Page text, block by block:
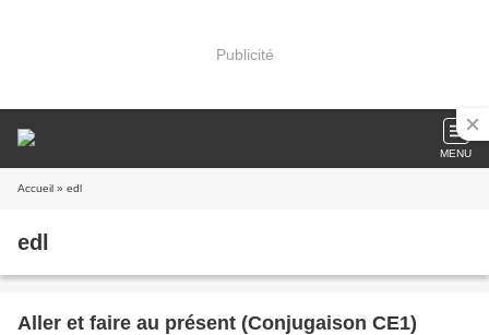
Publicité
MENU
Accueil » edl
edl
Aller et faire au présent (Conjugaison CE1)